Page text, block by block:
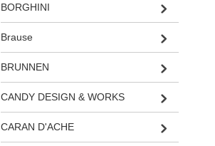
BORGHINI
Brause
BRUNNEN
CANDY DESIGN & WORKS
CARAN D'ACHE